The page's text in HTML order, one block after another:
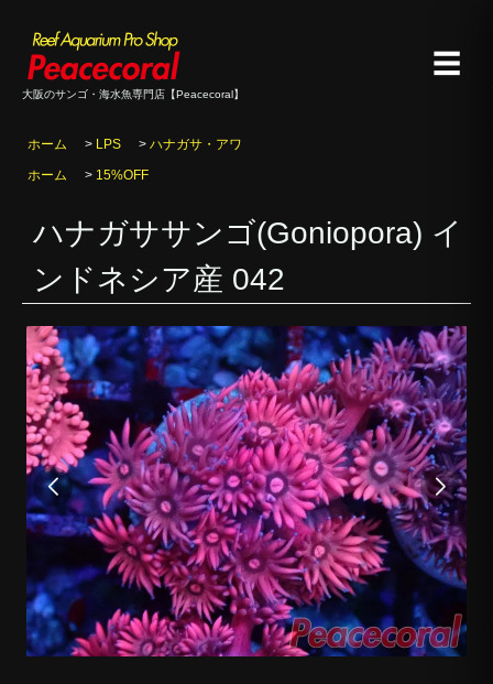
大阪のサンゴ・海水魚専門店【Peacecoral】
☰
ホーム > LPS > ハナガサ・アワ
ホーム
> 15%OFF
ハナガササンゴ(Goniopora) イ
ンドネシア産 042